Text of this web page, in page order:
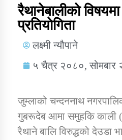
Trending Now
कुषि बिकास
डिभिजन
रैथानेबालीकाे
प्रतियाेगिता
लक्ष्मी न्यौपाने
५ चैत्र २०८०, सोमबार
जुम्लाको चन्दननाथ
गुबरूदेब आमा समुहकि काली
रैथाने बालि विरुद्धको देउडा